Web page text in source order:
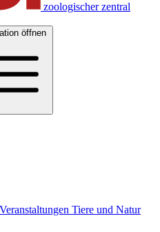
zoologischer zentral
öffnen
Veranstaltungen Tiere und Natur